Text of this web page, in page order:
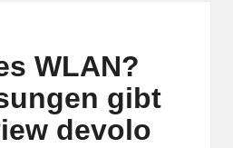
WLAN?
gibt
devolo